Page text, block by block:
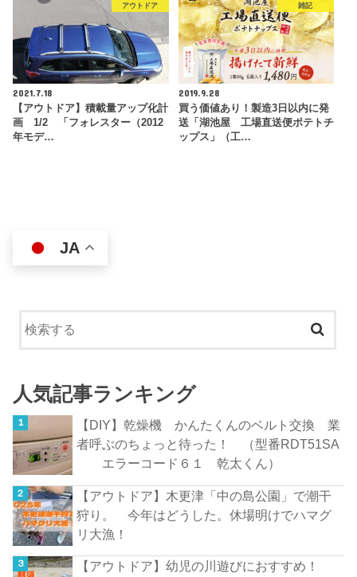
アウトドア
2021.7.18
【アウトドア】積載量アップ化計
画 1/2 「フォレスター（2012
年モデ…
雑記
2019.9.28
買う価値あり！製造3日以内に発
送「湖池屋 工場直送便ポテトチ
ップス」（工…
JA
人気記事ランキング
【DIY】乾燥機 かんたくんのベルト交換 業
者呼ぶのちょっと待った！ （型番RDT51SA
エラーコード６１ 乾太くん）
【アウトドア】木更津「中の島公園」で潮干
狩り。 今年はどうした。休場明けでハマグ
リ大漁！
【アウトドア】幼児の川遊びにおすすめ！